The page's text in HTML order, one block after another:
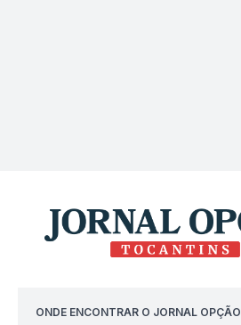
ONDE ENCONTRAR O JORNAL OPÇÃO